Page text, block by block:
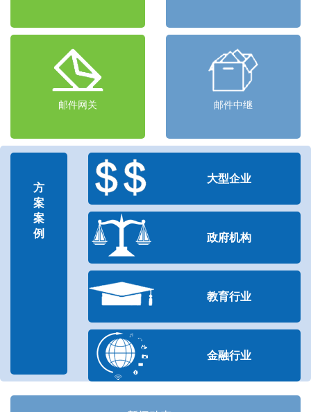
邮件网关 邮件中继
方
案
案
例
大型企业
政府机构
教育行业
金融行业